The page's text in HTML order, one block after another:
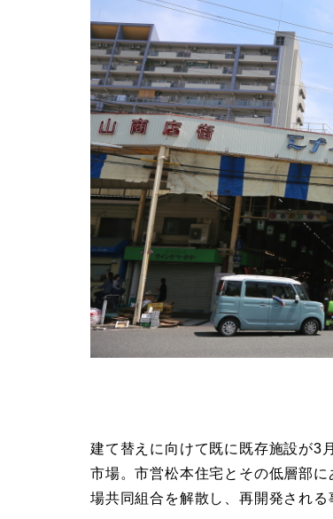
建て替えに向けて既に既存施設が3
市場。市営松本住宅とその低層部
場共同組合を解散し、再開発される